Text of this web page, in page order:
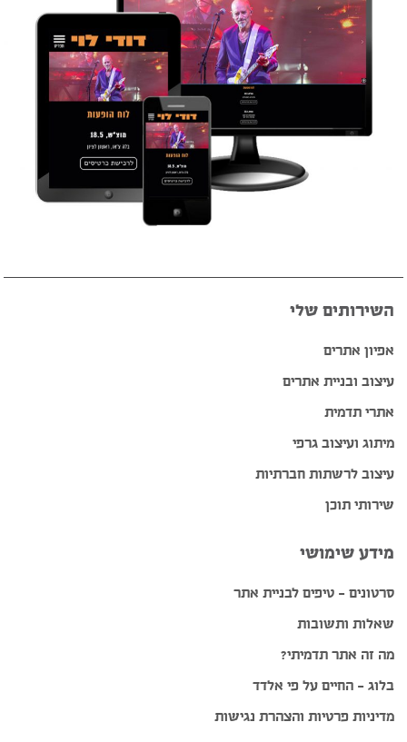
השירותים שלי
אפיון אתרים
עיצוב ובניית אתרים
אתרי תדמית
מיתוג ועיצוב גרפי
עיצוב לרשתות חברתיות
שירותי תוכן
מידע שימושי
סרטונים – טיפים לבניית אתר
שאלות ותשובות
מה זה אתר תדמיתי?
בלוג – החיים על פי אלדד
מדיניות פרטיות והצהרת נגישות